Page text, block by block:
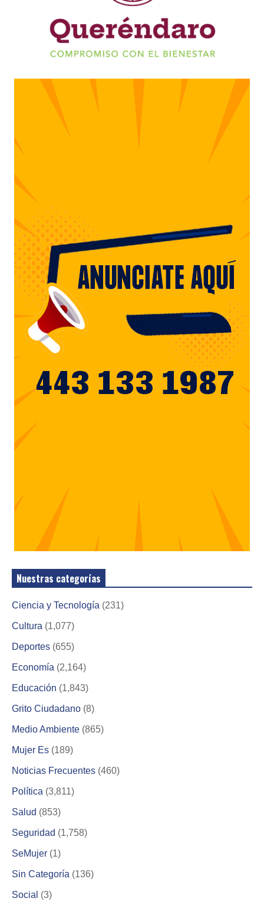
Nuestras categorías
Ciencia y Tecnología (231)
Cultura (1,077)
Deportes (655)
Economía (2,164)
Educación (1,843)
Grito Ciudadano (8)
Medio Ambiente (865)
Mujer Es (189)
Noticias Frecuentes (460)
Política (3,811)
Salud (853)
Seguridad (1,758)
SeMujer (1)
Sin Categoría (136)
Social (3)